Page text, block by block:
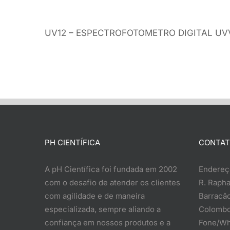
UV12 – ESPECTROFOTOMETRO DIGITAL
PH CIENTÍFICA
A pH Científica foi fundada em 2002
com o desafio de atender os clientes
com agilidade e de maneira
especializada, sempre aliando a
confiança em nossos produtos e a
R.
Fone/